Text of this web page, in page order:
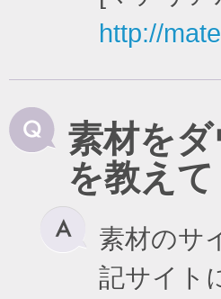
http://
素材を
を教え
素材のサ
記サイト